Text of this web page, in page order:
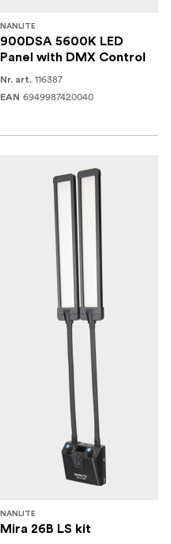
NANLITE
900DSA 5600K LED
Panel with DMX Control
Nr. art. 116387
EAN 6949987420040
NANLITE
Mira 26B LS kit